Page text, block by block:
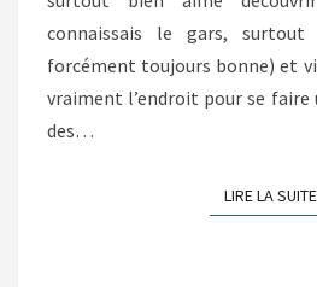
connaissais le gars,
forcément toujours bonne) et
vraiment l’endroit pour se faire
des…
LIRE LA SUITE